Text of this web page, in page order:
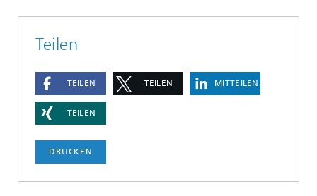
Teilen
TEILEN TEILEN MITTEILEN
TEILEN
DRUCKEN